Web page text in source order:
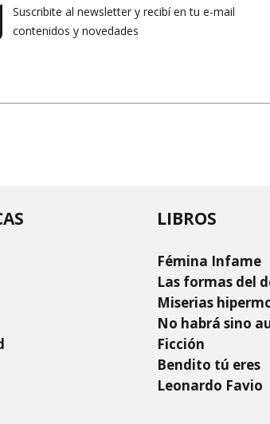
Suscribite al newsletter y recibí en tu e-mail
contenidos y novedades
LIBROS
Fémina Infame
Las formas del
Miserias
No habrá sino
Ficción
Bendito tú eres
Leonardo Favio